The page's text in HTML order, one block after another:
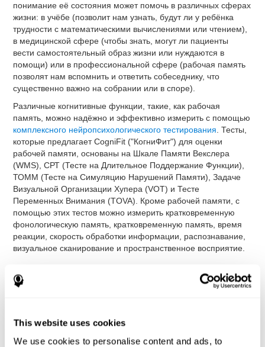
This website uses cookies
We use cookies to personalise content and ads, to
понимание её состояния может помочь в различных сферах
жизни: в учёбе (позволит нам узнать, будут ли у ребёнка
трудности с математическими вычислениями или чтением),
в медицинской сфере (чтобы знать, могут ли пациенты
вести самостоятельный образ жизни или нуждаются в
помощи) или в профессиональной сфере (рабочая память
позволят нам вспомнить и ответить собеседнику, что
существенно важно на собрании или в споре).
Различные когнитивные функции, такие, как рабочая
память, можно надёжно и эффективно измерить с помощью
комплексного нейропсихологического тестирования. Тесты,
которые предлагает CogniFit ("КогниФит") для оценки
рабочей памяти, основаны на Шкале Памяти Векслера
(WMS), СРТ (Тесте на Длительное Поддержание Функции),
ТОММ (Тесте на Симуляцию Нарушений Памяти), Задаче
Визуальной Организации Хупера (VOT) и Тесте
Переменных Внимания (TOVA). Кроме рабочей памяти, с
помощью этих тестов можно измерить кратковременную
фонологическую память, кратковременную память, время
реакции, скорость обработки информации, распознавание,
визуальное сканирование и пространственное восприятие.
несколько шаров с различными номерами. Вам нужно
постепенно увеличиваться до тех пор, пока
пользователь не допустит ошибку. После появления